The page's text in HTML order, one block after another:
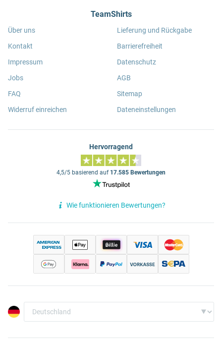
TeamShirts
Über uns
Kontakt
Impressum
Jobs
FAQ
Widerruf einreichen
Lieferung und Rückgabe
Barrierefreiheit
Datenschutz
AGB
Sitemap
Dateneinstellungen
Hervorragend
4,5/5 basierend auf 17.585 Bewertungen
Wie funktionieren Bewertungen?